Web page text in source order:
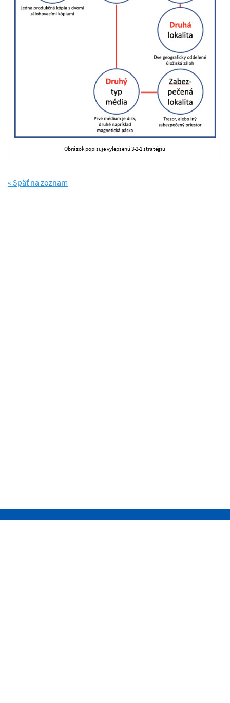
Obrázok popisuje vylepšenú 3-2-1 stratégiu
« Späť na zoznam